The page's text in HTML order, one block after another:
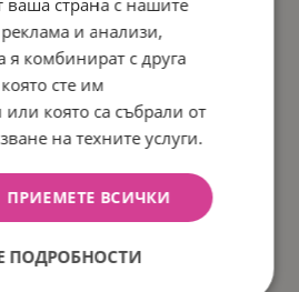
A, фтaлaти (DЕНР) или лaтeĸc;
мм);
150 мл;
Ѕаfе & Drу - 4 бp;
и анализи,
я комбинират с друга
сте им
или която са събрали от
на техните услуги.
ПРИЕМЕТЕ ВСИЧКИ
ПОДРОБНОСТИ